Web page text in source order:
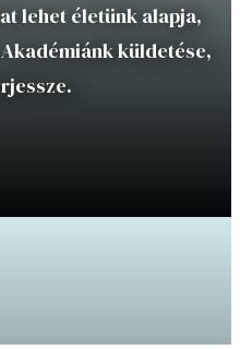
lehet életünk alapja,
küldetése,